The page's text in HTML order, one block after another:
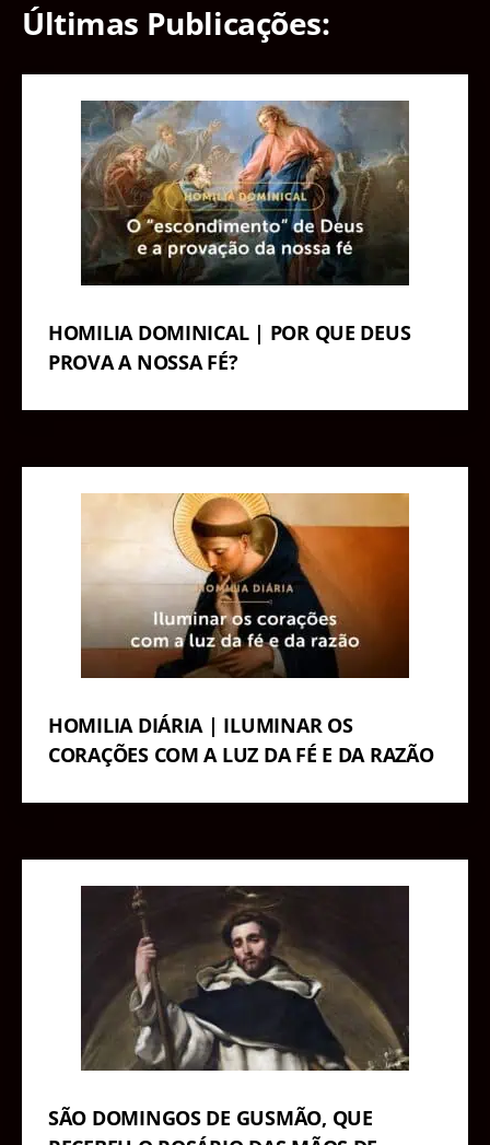
Últimas Publicações:
HOMILIA DOMINICAL | POR QUE DEUS
PROVA A NOSSA FÉ?
HOMILIA DIÁRIA | ILUMINAR OS
CORAÇÕES COM A LUZ DA FÉ E DA RAZÃO
SÃO DOMINGOS DE GUSMÃO, QUE